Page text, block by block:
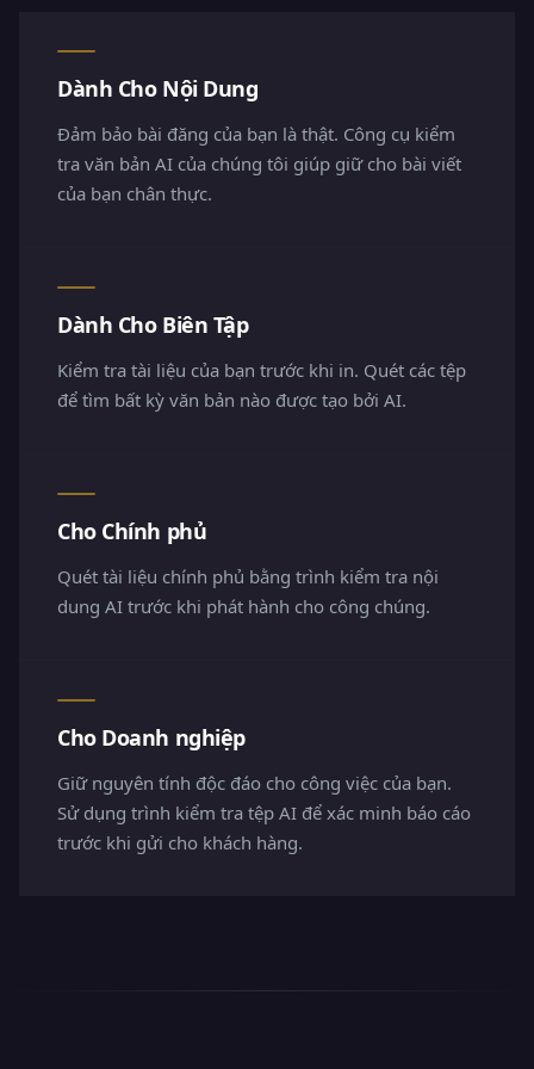
Dành Cho Nội Dung
Đảm bảo bài đăng của bạn là thật. Công cụ kiểm
tra văn bản AI của chúng tôi giúp giữ cho bài viết
của bạn chân thực.
Dành Cho Biên Tập
Kiểm tra tài liệu của bạn trước khi in. Quét các tệp
để tìm bất kỳ văn bản nào được tạo bởi AI.
Cho Chính phủ
Quét tài liệu chính phủ bằng trình kiểm tra nội
dung AI trước khi phát hành cho công chúng.
Cho Doanh nghiệp
Giữ nguyên tính độc đáo cho công việc của bạn.
Sử dụng trình kiểm tra tệp AI để xác minh báo cáo
trước khi gửi cho khách hàng.